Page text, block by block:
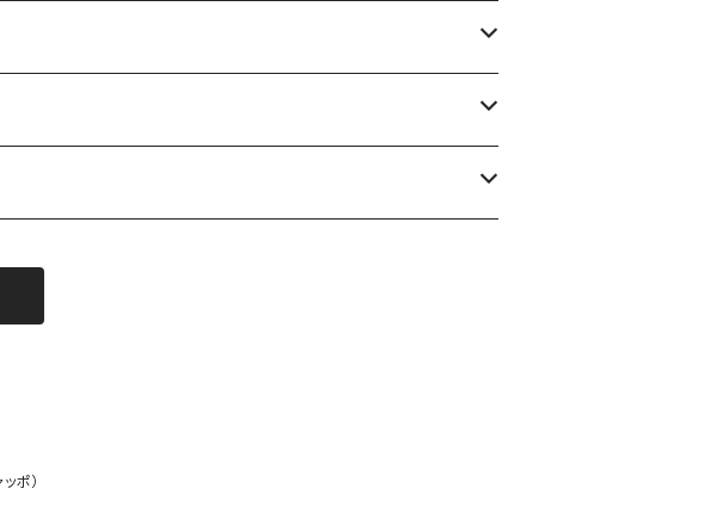
ポ）